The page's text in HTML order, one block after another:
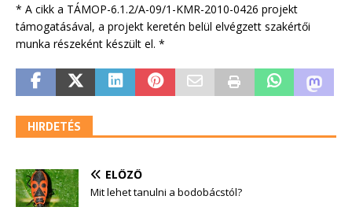
* A cikk a TÁMOP-6.1.2/A-09/1-KMR-2010-0426 projekt
támogatásával, a projekt keretén belül elvégzett szakértői
munka részeként készült el. *
HIRDETÉS
ELŐZŐ
Mit lehet tanulni a bodobácstól?